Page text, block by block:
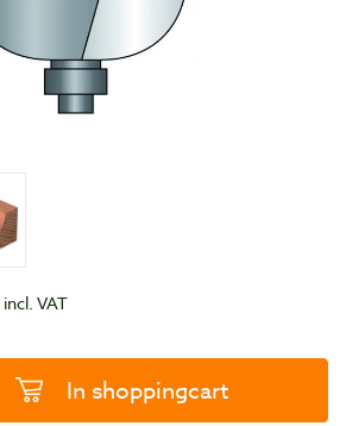
incl. VAT
In shoppingcart